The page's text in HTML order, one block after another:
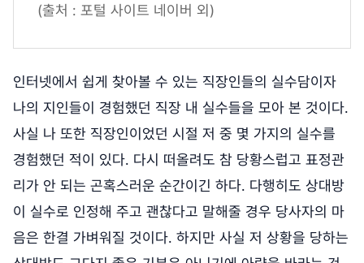
(출처 : 포털 사이트 네이버 외)
인터넷에서 쉽게 찾아볼 수 있는 직장인들의 실수담이자
나의 지인들이 경험했던 직장 내 실수들을 모아 본 것이다.
사실 나 또한 직장인이었던 시절 저 중 몇 가지의 실수를
경험했던 적이 있다. 다시 떠올려도 참 당황스럽고 표정관
리가 안 되는 곤혹스러운 순간이긴 하다. 다행히도 상대방
이 실수로 인정해 주고 괜찮다고 말해줄 경우 당사자의 마
음은 한결 가벼워질 것이다. 하지만 사실 저 상황을 당하는